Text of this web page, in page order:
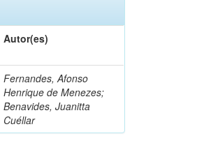
Autor(es)
Fernandes, Afonso
Henrique de Menezes;
Benavides, Juanitta
Cuéllar